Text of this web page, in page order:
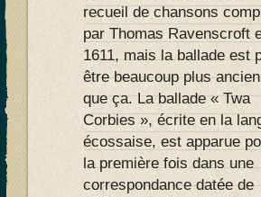
recueil de chansons
par Thomas Ravenscroft
1611, mais la ballade est
être beaucoup plus
que ça. La ballade « Twa
Corbies », écrite en la
écossaise, est apparue
la première fois dans une
correspondance datée de